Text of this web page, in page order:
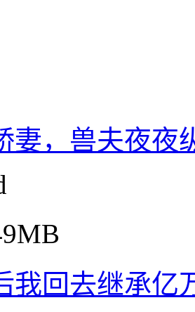
妻，兽夫夜夜
我回去继承亿